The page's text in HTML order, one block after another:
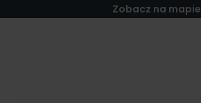
Zobacz na mapie